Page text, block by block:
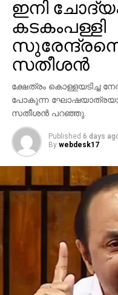
പുറത്തിറങ്ങുകയും,
മേജര്‍ രവിയോടു
വെളിപ്പെടുത്തല്‍.
കൃത്യവും
മമ്മൂട്ടിയാണെന്നും,
അഭിമുഖത്തില്‍
ഓഫീസില്‍ വലിയ
ചിത്രത്തിന്റെ
സംഭവത്തിന്
ഇനി
കടകംപള്ളി
സതീശന്‍
ക്ഷേത്രം കൊള്ളയടിച്ച
പോകുന്ന
സതീശന്‍ പറഞ്ഞു.
Published 6 days
By webdesk17